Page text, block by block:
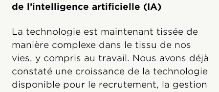
de l’intelligence artificielle (IA)
La technologie est maintenant tissée de
manière complexe dans le tissu de nos
vies, y compris au travail. Nous avons déjà
constaté une croissance de la technologie
disponible pour le recrutement, la gestion